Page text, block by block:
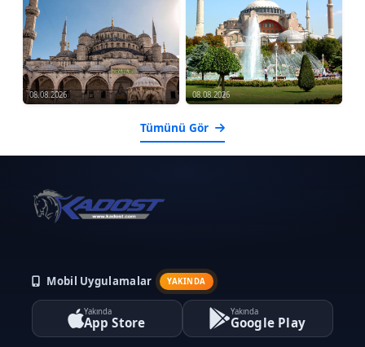
08.08.2026 08.08.2026
Tümünü Gör
Mobil Uygulamalar YAKINDA
Yakında
App Store
Yakında
Google Play